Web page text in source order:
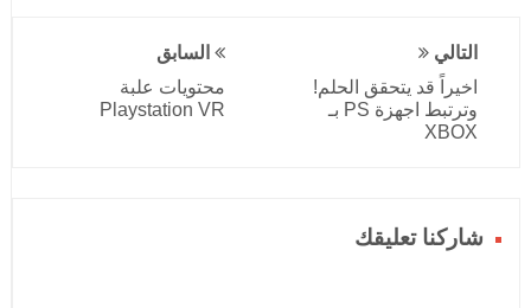
التالي
اخيراً قد يتحقق الحلم!
وترتبط اجهزة PS بـ
XBOX
السابق
محتويات علبة
Playstation VR
شاركنا تعليقك